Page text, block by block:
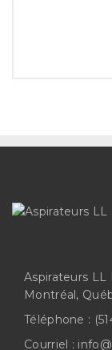
Aspirateurs LL
Montréal,
Téléphone :
Courriel :